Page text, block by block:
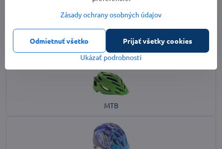
DH/Freeride
MTB
Zásady ochrany osobných údajov
Ukázať podrobnosti
Prijať všetky cookies
Odmietnuť všetko